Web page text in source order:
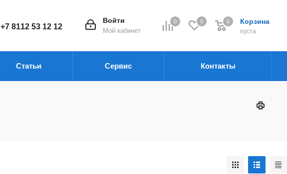
0 0 Корзина
пуста
0
Войти
Мой кабинет
+7 8112 53 12 12
Статьи Сервис Контакты